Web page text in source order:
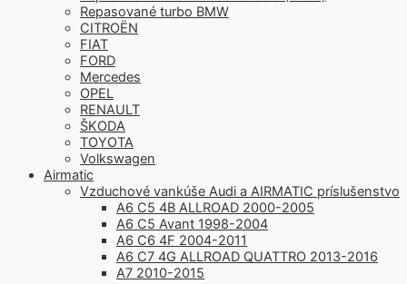
Repasované turbo BMW
CITROËN
FIAT
FORD
Mercedes
OPEL
RENAULT
ŠKODA
TOYOTA
Volkswagen
Airmatic
Vzduchové vankúše Audi a AIRMATIC príslušenstvo
A6 C5 4B ALLROAD 2000-2005
A6 C5 Avant 1998-2004
A6 C6 4F 2004-2011
A6 C7 4G ALLROAD QUATTRO 2013-2016
A7 2010-2015